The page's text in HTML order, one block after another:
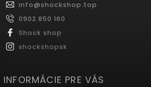
info@shockshop.top
0902 850 160
Shock shop
shockshopsk
INFORMÁCIE PRE VÁS